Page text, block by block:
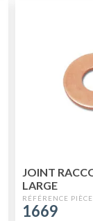
JOINT
LARGE
1669